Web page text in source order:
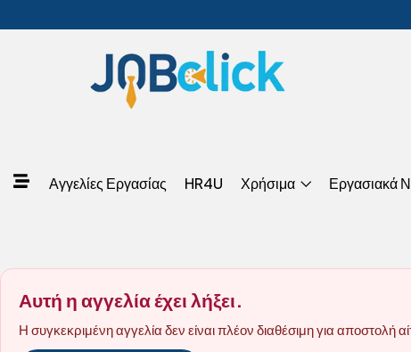
Αγγελίες Εργασίας HR4U Χρήσιμα Εργασιακά
Αυτή η αγγελία έχει λήξει.
Η συγκεκριμένη αγγελία δεν είναι πλέον διαθέσιμη για αποστολή